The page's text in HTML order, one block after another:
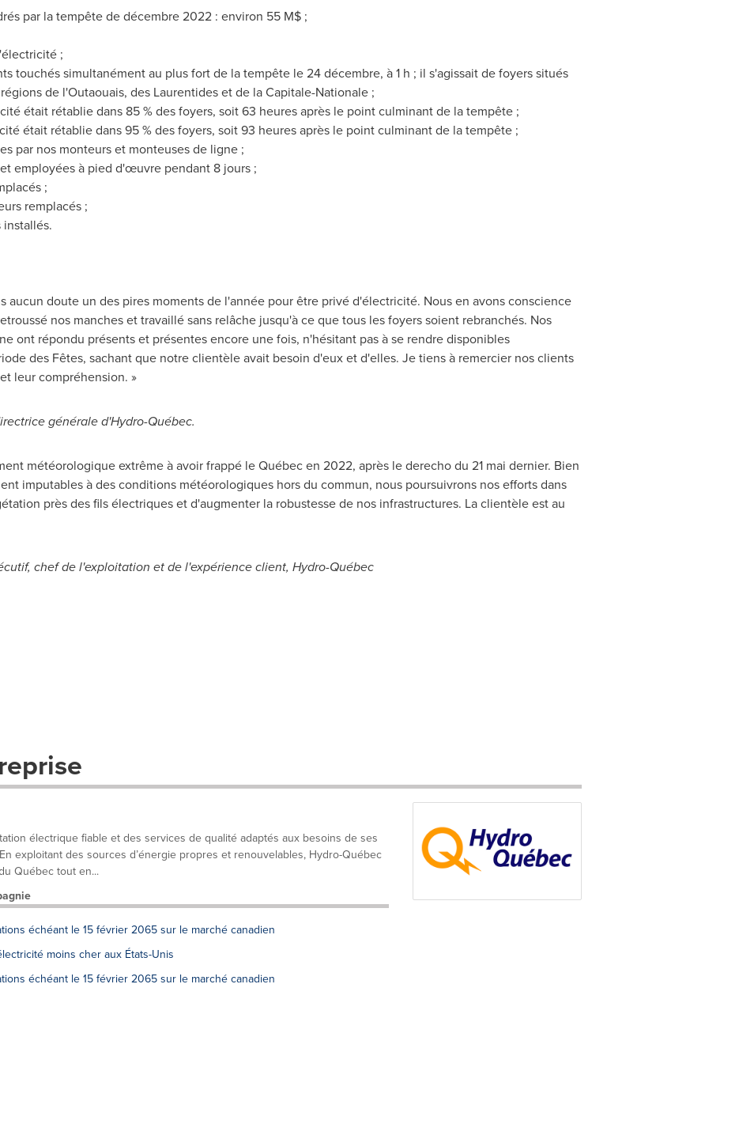
par la tempête de décembre 2022 : environ 55 M$ ;
;
touchés simultanément au plus fort de la tempête le 24 décembre, à 1 h ; il s'agissait de foyers situés
de l'Outaouais, des Laurentides et de la Capitale-Nationale ;
était rétablie dans 85 % des foyers, soit 63 heures après le point culminant de la tempête ;
était rétablie dans 95 % des foyers, soit 93 heures après le point culminant de la tempête ;
par nos monteurs et monteuses de ligne ;
employées à pied d'œuvre pendant 8 jours ;
;
remplacés ;
aucun doute un des pires moments de l'année pour être privé d'électricité. Nous en avons conscience
nos manches et travaillé sans relâche jusqu'à ce que tous les foyers soient rebranchés. Nos
ont répondu présents et présentes encore une fois, n'hésitant pas à se rendre disponibles
des Fêtes, sachant que notre clientèle avait besoin d'eux et d'elles. Je tiens à remercier nos clients
leur compréhension. »
générale d'Hydro-Québec.
météorologique extrême à avoir frappé le Québec en 2022, après le derecho du 21 mai dernier. Bien
imputables à des conditions météorologiques hors du commun, nous poursuivrons nos efforts dans
près des fils électriques et d'augmenter la robustesse de nos infrastructures. La clientèle est au
chef de l'exploitation et de l'expérience client, Hydro-Québec
électrique fiable et des services de qualité adaptés aux besoins de ses
exploitant des sources d’énergie propres et renouvelables, Hydro-Québec
Québec tout en...
échéant le 15 février 2065 sur le marché canadien
moins cher aux États-Unis
échéant le 15 février 2065 sur le marché canadien